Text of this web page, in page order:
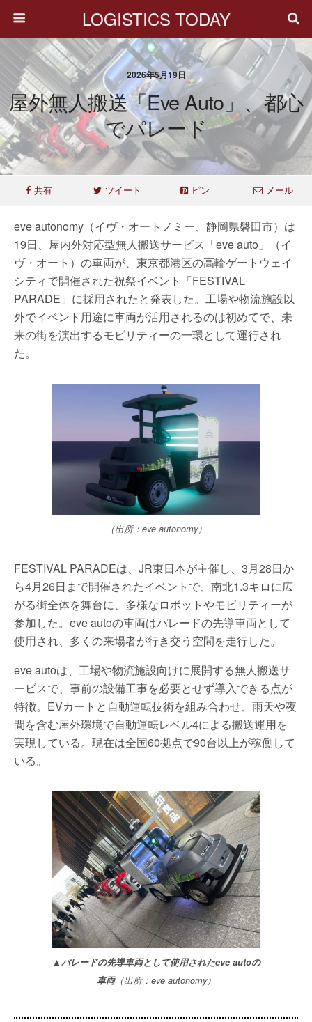
LOGISTICS TODAY
2026年5月19日
屋外無人搬送「eve Auto」、都心
でパレード
共有 ツイート ピン メール
eve autonomy（イヴ・オートノミー、静岡県磐田市）は
19日、屋内外対応型無人搬送サービス「eve auto」（イ
ヴ・オート）の車両が、東京都港区の高輪ゲートウェイ
シティで開催された祝祭イベント「FESTIVAL
PARADE」に採用されたと発表した。工場や物流施設以
外でイベント用途に車両が活用されるのは初めてで、未
来の街を演出するモビリティーの一環として運行され
た。
（出所：eve autonomy）
FESTIVAL PARADEは、JR東日本が主催し、3月28日か
ら4月26日まで開催されたイベントで、南北1.3キロに広
がる街全体を舞台に、多様なロボットやモビリティーが
参加した。eve autoの車両はパレードの先導車両として
使用され、多くの来場者が行き交う空間を走行した。
eve autoは、工場や物流施設向けに展開する無人搬送サ
ービスで、事前の設備工事を必要とせず導入できる点が
特徴。EVカートと自動運転技術を組み合わせ、雨天や夜
間を含む屋外環境で自動運転レベル4による搬送運用を
実現している。現在は全国60拠点で90台以上が稼働して
いる。
▲パレードの先導車両として使用されたeve autoの
車両（出所：eve autonomy）